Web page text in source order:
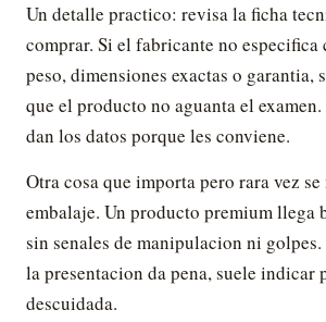
Un detalle practico: revisa la ficha
comprar. Si el fabricante no
peso, dimensiones exactas o garantia,
que el producto no aguanta el examen.
dan los datos porque les conviene.
Otra cosa que importa pero rara vez
embalaje. Un producto premium llega
sin senales de manipulacion ni
la presentacion da pena, suele indicar
descuidada.